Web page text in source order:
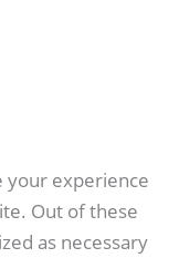
your experience
Out of these
as necessary